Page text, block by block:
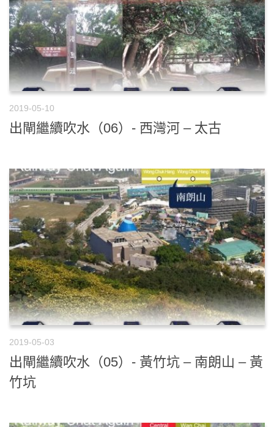
2019-05-10
出閘繼續吹水（06）- 西灣河 – 太古
2019-05-03
出閘繼續吹水（05）- 黃竹坑 – 南朗山 – 黃
竹坑